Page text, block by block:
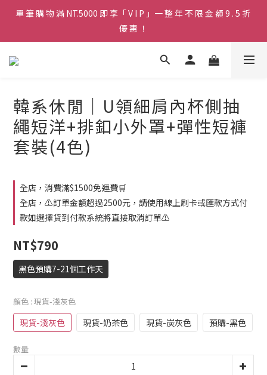
♡ 官 網 訂 單 滿 NT.1500 即 享 免 運 費 🚚💨 ♡
單 筆 購 物 滿 NT.5000 即 享「 V I P 」一 整 年 不 限 金 額 9 . 5 折
優 惠 ！
♡ 官 網 訂 單 滿 NT.1500 即 享 免 運 費 🚚💨 ♡
韓系休閒｜U領細肩內杯側抽
繩短洋+排釦小外罩+彈性短褲
套裝(4色)
全店，消費滿$1500免運費🛒
全店，⚠️訂單金額超過2500元，請使用線上刷卡或匯款方式付
款如選擇貨到付款系統將直接取消訂單⚠️
NT$790
黑色預購7-21個工作天
顏色 : 現貨-淺灰色
現貨-淺灰色 現貨-奶茶色 現貨-炭灰色 預購-黑色
數量